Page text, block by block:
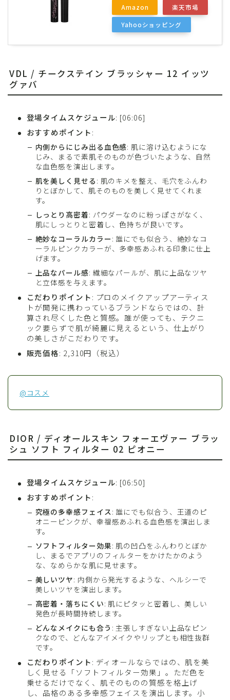
Amazon 楽天市場
Yahooショッピング
VDL / チークステイン ブラッシャー 12 イッツ
グァバ
登場タイムスケジュール: [06:06]
おすすめポイント:
内側からにじみ出る血色感: 肌に溶け込むようにな
じみ、まるで素肌そのものが色づいたような、自然
な血色感を演出します。
肌を美しく見せる : 肌のキメを整え、毛穴をふんわ
りとぼかして、肌そのものを美しく見せてくれま
す。
しっとり高密着: パウダーなのに粉っぽさがなく、
肌にしっとりと密着し、色持ちが良いです。
絶妙なコーラルカラー : 誰にでも似合う、絶妙なコ
ーラルピンクカラーが、多幸感あふれる印象に仕上
げます。
上品なパール感: 繊細なパールが、肌に上品なツヤ
と立体感を与えます。
こだわりポイント: プロのメイクアップアーティス
トが開発に携わっているブランドならではの、計
算され尽くした色と質感。誰が使っても、テクニ
ック要らずで肌が綺麗に見えるという、仕上がり
の美しさがこだわりです。
販売価格: 2,310円（税込）
@コスメ
DIOR / ディオールスキン フォーエヴァー ブラッ
シュ ソフト フィルター 02 ピオニー
登場タイムスケジュール: [06:50]
おすすめポイント:
究極の多幸感フェイス: 誰にでも似合う、王道のピ
オニーピンクが、幸福感あふれる血色感を演出しま
す。
ソフトフィルター効果: 肌の凹凸をふんわりとぼか
し、まるでアプリのフィルターをかけたかのよう
な、なめらかな肌に見せます。
美しいツヤ: 内側から発光するような、ヘルシーで
美しいツヤを演出します。
高密着・落ちにくい: 肌にピタッと密着し、美しい
発色が長時間持続します。
どんなメイクにも合う : 主張しすぎない上品なピン
クなので、どんなアイメイクやリップとも相性抜群
です。
こだわりポイント: ディオールならではの、肌を美
しく見せる「ソフトフィルター効果」。ただ色を
乗せるだけでなく、肌そのものの質感を格上げ
し、品格のある多幸感フェイスを演出します。小